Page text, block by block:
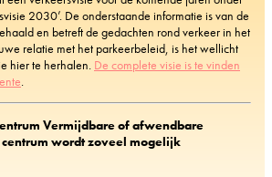
2030’. De onderstaande informatie is van de
en betreft de gedachten rond verkeer in het
relatie met het parkeerbeleid, is het wellicht
hier te herhalen. De complete visie is te vinden
.
Vermijdbare of afwendbare
wordt zoveel mogelijk